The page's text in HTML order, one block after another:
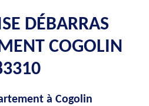
DÉBARRAS
COGOLIN
à Cogolin